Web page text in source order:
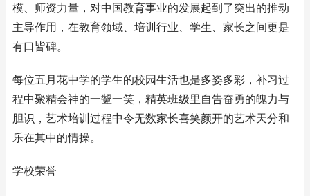
模、师资力量，对中国教育事业的发展起到了突出的推动
主导作用，在教育领域、培训行业、学生、家长之间更是
有口皆碑。
每位五月花中学的学生的校园生活也是多姿多彩，补习过
程中聚精会神的一颦一笑，精英班级里自告奋勇的魄力与
胆识，艺术培训过程中令无数家长喜笑颜开的艺术天分和
乐在其中的情操。
学校荣誉